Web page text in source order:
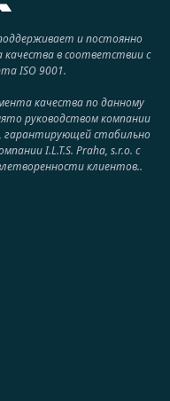
и постоянно
в соответствии с
ISO 9001.
качества по данному
руководством компании
гарантирующей стабильно
I.L.T.S. Praha, s.r.o. с
клиентов..